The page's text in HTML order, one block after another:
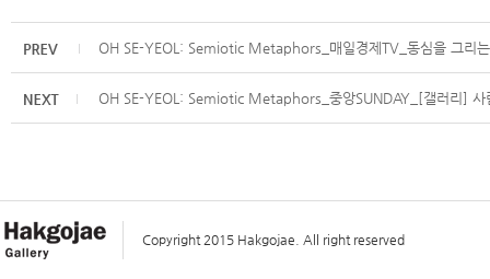
OH SE-YEOL: Semiotic Metaphors_매일경제TV_동심을 그리
OH SE-YEOL: Semiotic Metaphors_중앙SUNDAY_[갤러리] 사
Copyright 2015 Hakgojae. All right reserved